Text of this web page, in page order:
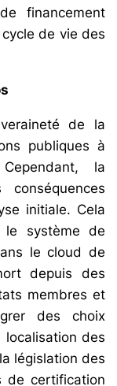
financement
de vie des
de la
publiques à
la
initiale. Cela
système de
le cloud de
depuis des
membres et
des choix
localisation des
législation des
de certification